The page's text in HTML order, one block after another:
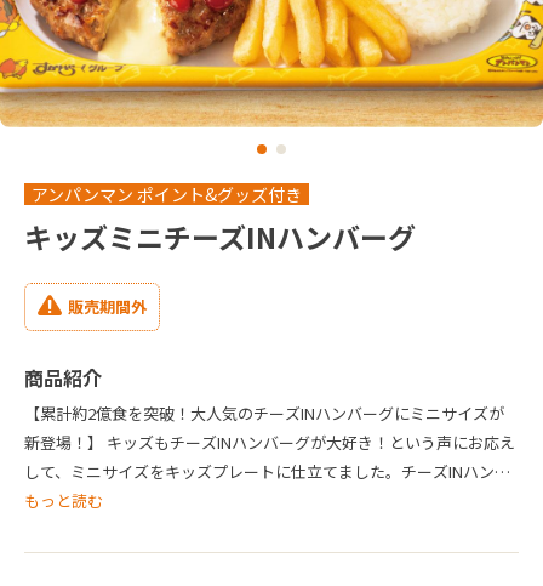
アンパンマン ポイント&グッズ付き
キッズミニチーズINハンバーグ
販売期間外
商品紹介
【累計約2億食を突破！大人気のチーズINハンバーグにミニサイズが
新登場！】 キッズもチーズINハンバーグが大好き！という声にお応え
して、ミニサイズをキッズプレートに仕立てました。チーズINハンバ
ーグはケチャップで、ふりかけごはん、フライドポテト、枝豆、ゼリ
もっと読む